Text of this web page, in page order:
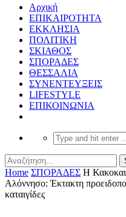
Αρχική
ΕΠΙΚΑΙΡΟΤΗΤΑ
ΕΚΚΛΗΣΙΑ
ΠΟΛΙΤΙΚΗ
ΣΚΙΑΘΟΣ
ΣΠΟΡΑΔΕΣ
ΘΕΣΣΑΛΙΑ
ΣΥΝΕΝΤΕΥΞΕΙΣ
LIFESTYLE
ΕΠΙΚΟΙΝΩΝΙΑ
Home ΣΠΟΡΑΔΕΣ Η
Αλόννησο: Έκτακτη
καταιγίδες